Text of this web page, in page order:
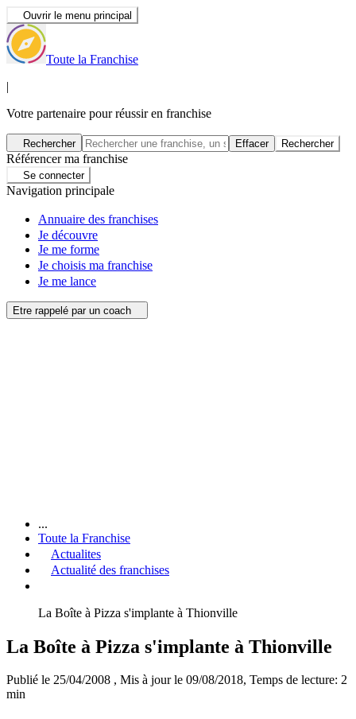
Ouvrir le menu principal
Toute la Franchise
|
Votre partenaire pour réussir en franchise
Rechercher Effacer Rechercher
Référencer ma franchise
Se connecter
Navigation principale
Annuaire des franchises
Je découvre
Je me forme
Je choisis ma franchise
Je me lance
Etre rappelé par un coach
...
Toute la Franchise
Actualites
Actualité des franchises
La Boîte à Pizza s'implante à Thionville
La Boîte à Pizza s'implante à Thionville
Publié le 25/04/2008 , Mis à jour le 09/08/2018, Temps de lecture: 2
min